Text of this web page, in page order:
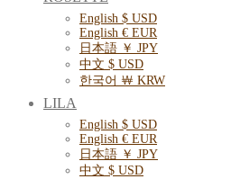
English $ USD
English € EUR
日本語 ￥ JPY
中文 $ USD
한국어 ￦ KRW
LILA
English $ USD
English € EUR
日本語 ￥ JPY
中文 $ USD